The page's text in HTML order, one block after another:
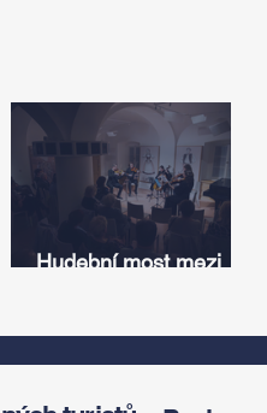
Hudební most mezi
Antonína Dvořáka
ožije v jeho rodném